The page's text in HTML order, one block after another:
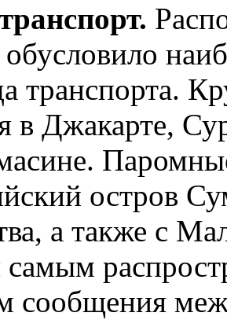
обусловило
транспорта.
в Джакарте,
остров
а также с
самым
сообщения